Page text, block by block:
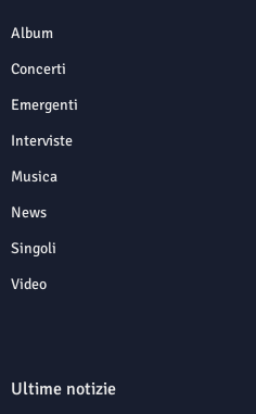
Album
Concerti
Emergenti
Interviste
Musica
News
Singoli
Video
Ultime notizie